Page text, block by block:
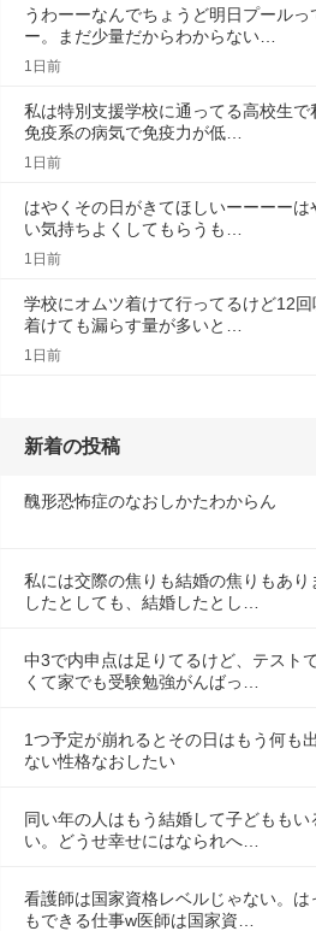
うわーーなんでちょうど明日プール
ー。まだ少量だからわからない…
1日前
私は特別支援学校に通ってる高校生
免疫系の病気で免疫力が低…
1日前
はやくその日がきてほしいーーーー
い気持ちよくしてもらうも…
1日前
学校にオムツ着けて行ってるけど12
着けても漏らす量が多いと…
1日前
新着の投稿
醜形恐怖症のなおしかたわからん
私には交際の焦りも結婚の焦りもあ
したとしても、結婚したとし…
中3で内申点は足りてるけど、テスト
くて家でも受験勉強がんばっ…
1つ予定が崩れるとその日はもう何も
ない性格なおしたい
同い年の人はもう結婚して子どもも
い。どうせ幸せにはなられへ…
看護師は国家資格レベルじゃない。
もできる仕事w医師は国家資…